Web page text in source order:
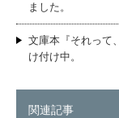
ました。
文庫本『それって
け付け中。
関連記事